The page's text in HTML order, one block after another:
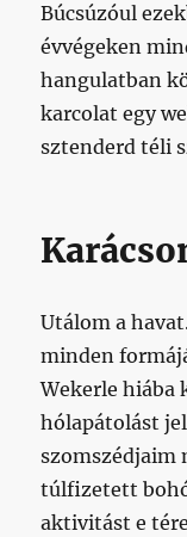
Búcsúzóul
évvégeken
hangulatban
karcolat egy
sztenderd téli
Utálom a
minden
Wekerle hiába
hólapátolást
szomszédjaim
túlfizetett
aktivitást e